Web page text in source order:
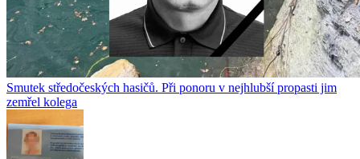
Smutek středočeských hasičů. Při ponoru v nejhlubší propasti jim
zemřel kolega